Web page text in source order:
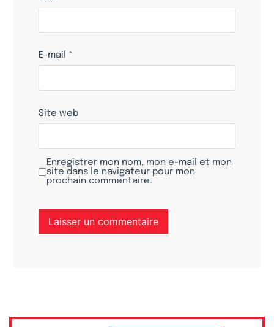
E-mail *
Site web
Enregistrer mon nom, mon e-mail et mon
site dans le navigateur pour mon
prochain commentaire.